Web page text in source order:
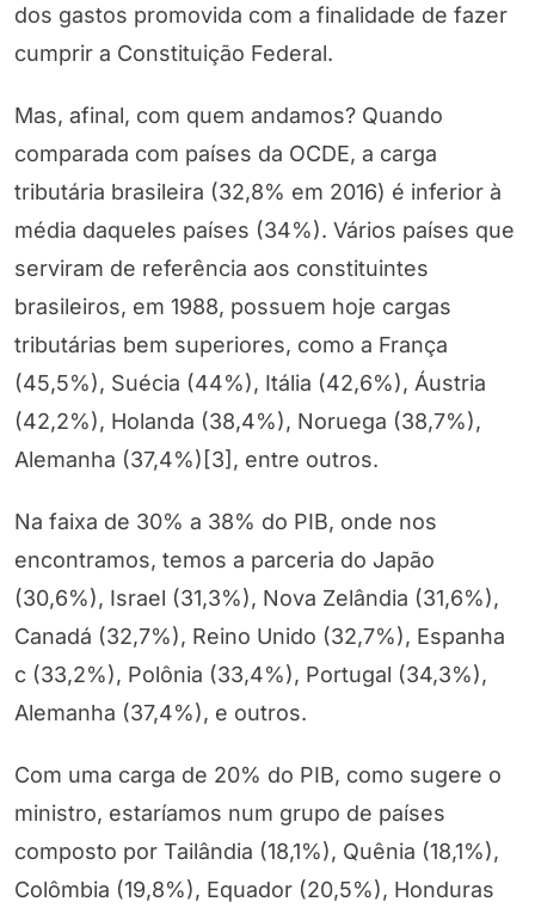
dos gastos promovida com a finalidade de fazer
cumprir a Constituição Federal.
Mas, afinal, com quem andamos? Quando
comparada com países da OCDE, a carga
tributária brasileira (32,8% em 2016) é inferior à
média daqueles países (34%). Vários países que
serviram de referência aos constituintes
brasileiros, em 1988, possuem hoje cargas
tributárias bem superiores, como a França
(45,5%), Suécia (44%), Itália (42,6%), Áustria
(42,2%), Holanda (38,4%), Noruega (38,7%),
Alemanha (37,4%)[3], entre outros.
Na faixa de 30% a 38% do PIB, onde nos
encontramos, temos a parceria do Japão
(30,6%), Israel (31,3%), Nova Zelândia (31,6%),
Canadá (32,7%), Reino Unido (32,7%), Espanha
c (33,2%), Polônia (33,4%), Portugal (34,3%),
Alemanha (37,4%), e outros.
Com uma carga de 20% do PIB, como sugere o
ministro, estaríamos num grupo de países
composto por Tailândia (18,1%), Quênia (18,1%),
Colômbia (19,8%), Equador (20,5%), Honduras